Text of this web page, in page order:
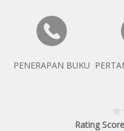
PENERAPAN BUKU
Rating